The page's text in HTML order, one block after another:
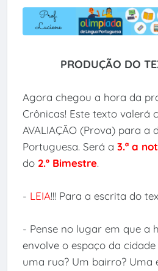
PRODUÇÃO DO
Agora chegou a hora da
Crônicas! Este texto valerá
AVALIAÇÃO (Prova) para a
Portuguesa. Será a 3.ª a
do 2.º Bimestre.
- LEIA!!! Para a escrita do
- Pense no lugar em que a
envolve o espaço da
uma rua? Um bairro? Uma